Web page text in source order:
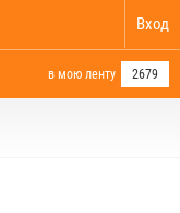
Вход
в мою ленту 2679